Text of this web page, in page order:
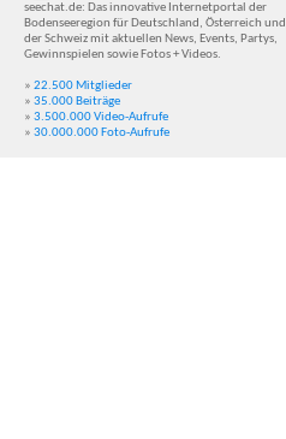
seechat.de: Das innovative Internetportal der
Bodenseeregion für Deutschland, Österreich und
der Schweiz mit aktuellen News, Events, Partys,
Gewinnspielen sowie Fotos + Videos.
» 22.500 Mitglieder
» 35.000 Beiträge
» 3.500.000 Video-Aufrufe
» 30.000.000 Foto-Aufrufe